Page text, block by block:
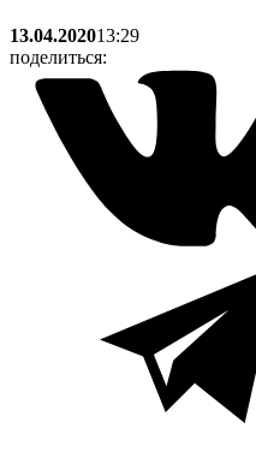
13.04.202013:29
поделиться: